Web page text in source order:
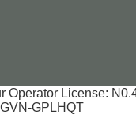
Operator License:
GPLHQT